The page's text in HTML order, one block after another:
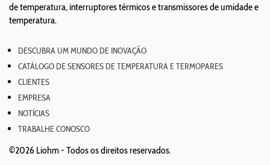
de temperatura, interruptores térmicos e transmissores de umidade e
temperatura.
DESCUBRA UM MUNDO DE INOVAÇÃO
CATÁLOGO DE SENSORES DE TEMPERATURA E TERMOPARES
CLIENTES
EMPRESA
NOTÍCIAS
TRABALHE CONOSCO
©2026 Liohm - Todos os direitos reservados.